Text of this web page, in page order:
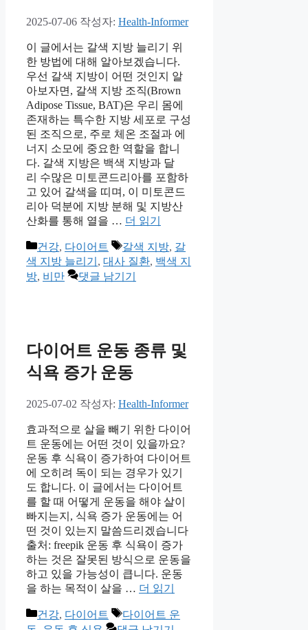
2025-07-06 작성자: Health-Informer
이 글에서는 갈색 지방 늘리기 위
한 방법에 대해 알아보겠습니다.
우선 갈색 지방이 어떤 것인지 알
아보자면, 갈색 지방 조직(Brown
Adipose Tissue, BAT)은 우리 몸에
존재하는 특수한 지방 세포로 구성
된 조직으로, 주로 체온 조절과 에
너지 소모에 중요한 역할을 합니
다. 갈색 지방은 백색 지방과 달
리 수많은 미토콘드리아를 포함하
고 있어 갈색을 띠며, 이 미토콘드
리아 덕분에 지방 분해 및 지방산
산화를 통해 열을 … 더 읽기
카
테
고
건강, 다이어트
태
그
갈색 지방, 갈
색 지방 늘리기 , 대사 질환, 백색 지
방, 비만 댓글 남기기
다이어트 운동 종류 및
식욕 증가 운동
2025-07-02 작성자: Health-Informer
효과적으로 살을 빼기 위한 다이어
트 운동에는 어떤 것이 있을까요?
운동 후 식욕이 증가하여 다이어트
에 오히려 독이 되는 경우가 있기
도 합니다. 이 글에서는 다이어트
를 할 때 어떻게 운동을 해야 살이
빠지는지, 식욕 증가 운동에는 어
떤 것이 있는지 말씀드리겠습니다
출처: freepik 운동 후 식욕이 증가
하는 것은 잘못된 방식으로 운동을
하고 있을 가능성이 큽니다. 운동
을 하는 목적이 살을 … 더 읽기
카
테
건강, 다이어트
태
그
다이어트 운